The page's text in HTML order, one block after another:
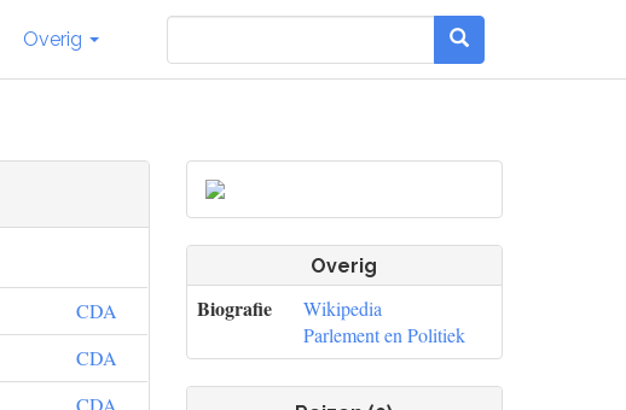
Overig
CDA
CDA
CDA
Overig
Biografie
Wikipedia
Parlement en Politiek